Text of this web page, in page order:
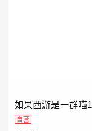
如果西游是一群喵1
自营